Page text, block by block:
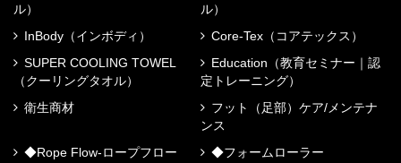
ル）
ル）
InBody（インボディ）
Core-Tex（コアテックス）
SUPER COOLING TOWEL
（クーリングタオル）
Education（教育セミナー｜認
定トレーニング）
衛生商材
フット（足部）ケア/メンテナ
ンス
◆Rope Flow-ロープフロー
◆フォームローラー